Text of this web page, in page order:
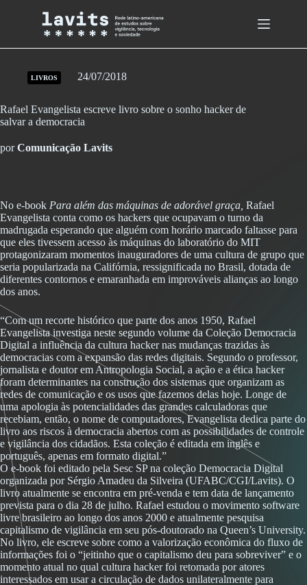
LIVROS 24/07/2018
Rafael Evangelista escreve livro sobre o sonho hacker de
salvar a democracia
porComunicação Lavits
No e-book Para além das máquinas de adorável graça, Rafael
Evangelista conta como os hackers que ocupavam o turno da
madrugada esperando que alguém com horário marcado faltasse para
que eles tivessem acesso às máquinas do laboratório do MIT
protagonizaram momentos inauguradores de uma cultura de grupo que
seria popularizada na Califórnia, ressignificada no Brasil, dotada de
diferentes contornos e emaranhada em improváveis alianças ao longo
dos anos.
“Com um recorte histórico que parte dos anos 1950, Rafael
Evangelista investiga neste segundo volume da Coleção Democracia
Digital a influência da cultura hacker nas mudanças trazidas às
democracias com a expansão das redes digitais. Segundo o professor,
jornalista e doutor em Antropologia Social, a ação e a ética hacker
foram determinantes na construção dos sistemas que organizam as
redes de comunicação e os usos que fazemos delas hoje. Longe de
uma apologia às potencialidades das grandes calculadoras que
recebiam, então, o nome de computadores, Evangelista dedica parte do
livro aos riscos à democracia abertos com as possibilidades de controle
e vigilância dos cidadãos. Esta coleção é editada em inglês e
português, apenas em formato digital.”
O e-book foi editado pela Sesc SP na coleção Democracia Digital
organizada por Sérgio Amadeu da Silveira (UFABC/CGI/Lavits). O
livro atualmente se encontra em pré-venda e tem data de lançamento
prevista para o dia 28 de julho. Rafael estudou o movimento software
livre brasileiro ao longo dos anos 2000 e atualmente pesquisa
capitalismo de vigilância em seu pós-doutorado na Queen’s University.
No livro, ele escreve sobre como a valorização econômica do fluxo de
informações foi o “jeitinho que o capitalismo deu para sobreviver” e o
momento atual no qual cultura hacker foi retomada por atores
interessados em usar a circulação de dados unilateralmente para